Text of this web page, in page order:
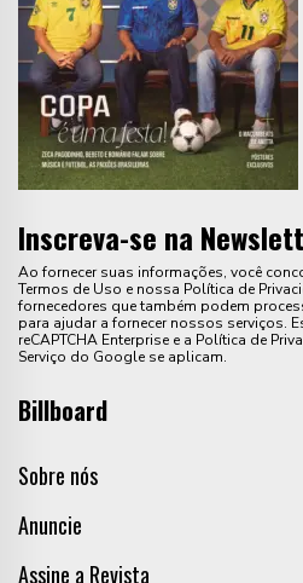
Inscreva-se na
Ao fornecer suas informações, você
Termos de Uso e nossa Política de
fornecedores que também podem
para ajudar a fornecer nossos serviços.
reCAPTCHA Enterprise e a Política de
Serviço do Google se aplicam.
Billboard
Sobre nós
Anuncie
Assine a Revista